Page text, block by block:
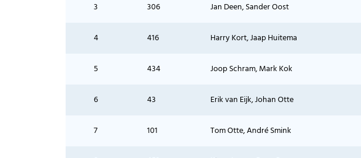
3 306 Jan Deen, Sander Oost
4 416 Harry Kort, Jaap Huitema
5 434 Joop Schram, Mark Kok
6 43 Erik van Eijk, Johan Otte
7 101 Tom Otte, André Smink